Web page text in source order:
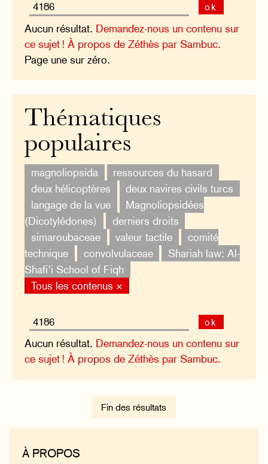
ok
Aucun résultat. Demandez-nous un contenu sur
ce sujet ! À propos de Zéthès par Sambuc.
Page une sur zéro.
Thématiques
populaires
magnoliopsida
ressources du hasard
deux hélicoptères
deux navires civils turcs
langage de la vue
Magnoliopsidées
(Dicotylédones)
derniers droits
simaroubaceae
valeur tactile
comité
technique
convolvulaceae
Shariah law: Al-
Shafi’i School of Fiqh
Tous les contenus ×
ok
Aucun résultat. Demandez-nous un contenu sur
ce sujet ! À propos de Zéthès par Sambuc.
Fin des résultats
À PROPOS